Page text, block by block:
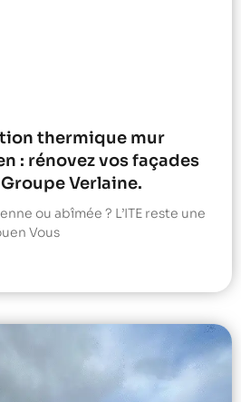
thermique mur
: rénovez vos façades
Verlaine.
ou abîmée ? L’ITE reste une
Vous